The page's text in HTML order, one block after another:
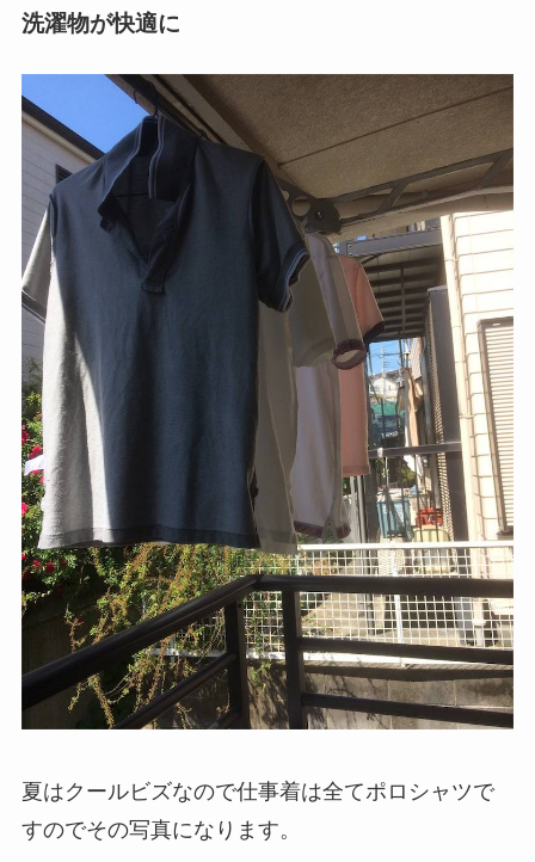
洗濯物が快適に
夏はクールビズなので仕事着は全てポロシャツで
すのでその写真になります。